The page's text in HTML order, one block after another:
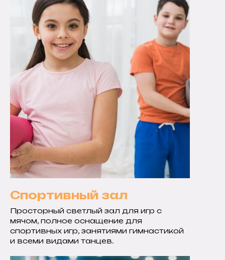
Спортивный зал
Просторный светлый зал для игр с
мячом, полное оснащение для
спортивных игр, занятиями гимнастикой
и всеми видами танцев.